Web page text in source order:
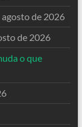
agosto de 2026
de 2026
o que